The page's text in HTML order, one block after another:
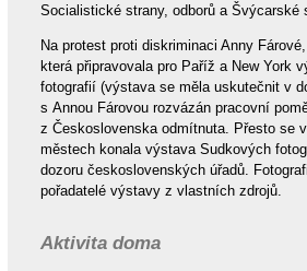
Socialistické strany, odborů a Švýcarské
Na protest proti diskriminaci Anny
která připravovala pro Paříž a New York
fotografií (výstava se měla uskutečnit v
s Annou Fárovou rozvázán pracovní
z Československa odmítnuta. Přesto se
městech konala výstava Sudkových
dozoru československých úřadů.
pořadatelé výstavy z vlastních zdrojů.
Aktivita doma